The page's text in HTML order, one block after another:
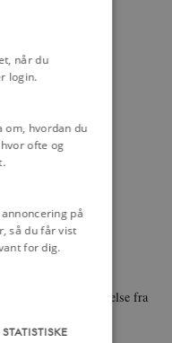
Gengivet med tilladelse fra
når du
login.
om, hvordan du
ofte og
på
så du får vist
for dig.
STATISTISKE